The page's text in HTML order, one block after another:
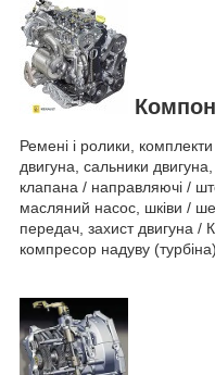
Ремені і ролики,
двигуна, сальники двигуна,
клапана / направляючі /
масляний насос, шківи /
передач, захист двигуна /
компресор надуву